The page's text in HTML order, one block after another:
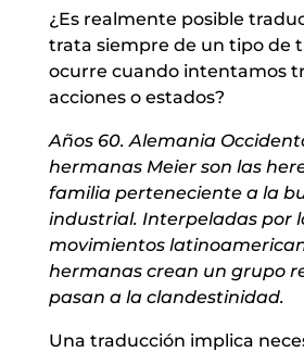
¿Es realmente posible
trata siempre de un tipo de
ocurre cuando intentamos
acciones o estados?
Años 60. Alemania
hermanas Meier son las
familia perteneciente a la
industrial. Interpeladas por
movimientos
hermanas crean un grupo
pasan a la clandestinidad.
Una traducción implica